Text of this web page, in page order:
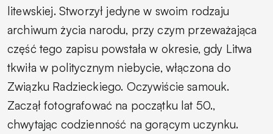
litewskiej. Stworzył jedyne w swoim rodzaju
archiwum życia narodu, przy czym przeważająca
część tego zapisu powstała w okresie, gdy Litwa
tkwiła w politycznym niebycie, włączona do
Związku Radzieckiego. Oczywiście samouk.
Zaczął fotografować na początku lat 50.,
chwytając codzienność na gorącym uczynku.